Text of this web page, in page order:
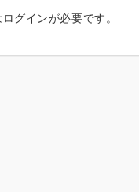
グインが必要です。